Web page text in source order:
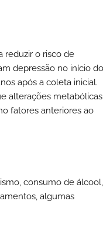
reduzir o risco de
depressão no início do
após a coleta inicial.
alterações metabólicas
fatores anteriores ao
consumo de álcool,
algumas